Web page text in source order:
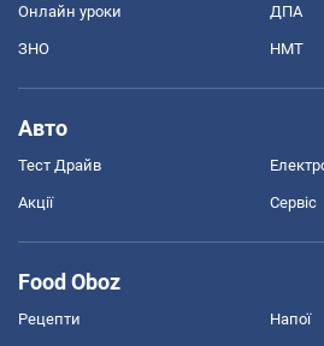
Онлайн уроки ДПА
ЗНО НМТ
Авто
Тест Драйв
Акції Сервіс
Food Oboz
Рецепти Напої